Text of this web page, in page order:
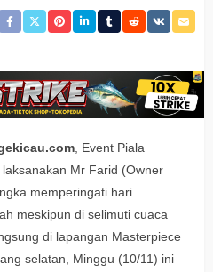
, Event Piala
Mr Farid (Owner
memperingati hari
meskipun di selimuti cuaca
di lapangan Masterpiece
selatan, Minggu (10/11) ini